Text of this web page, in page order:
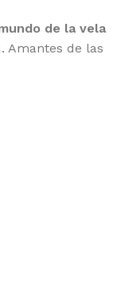
de la vela
Amantes de las